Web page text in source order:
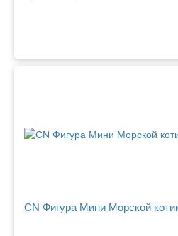
CN Фигура Мини Морской